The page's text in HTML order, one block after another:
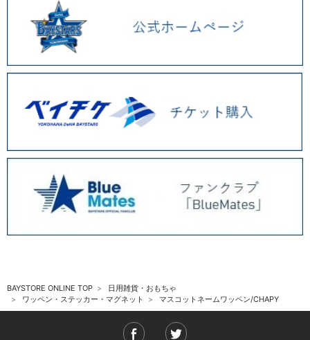
BAYSTORE ONLINE TOP
日用雑貨・おもちゃ
ワッペン・ステッカー・マグネット
マスコットネームワッペン/CHAPY